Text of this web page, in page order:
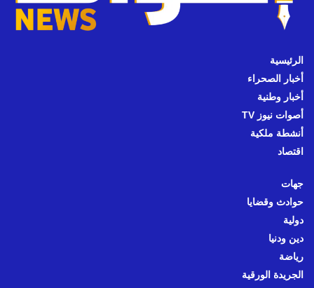
الرئيسية
أخبار الصحراء
أخبار وطنية
أصوات نيوز TV
أنشطة ملكية
اقتصاد
جهات
حوادث وقضايا
دولية
دين ودنيا
رياضة
الجريدة الورقية